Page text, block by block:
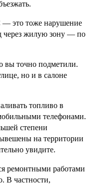
— это тоже нарушение
через жилую зону — по
вы точно подметили.
но и в салоне
топливо в
телефонами.
степени
на территории
увидите.
ремонтными работами
В частности,